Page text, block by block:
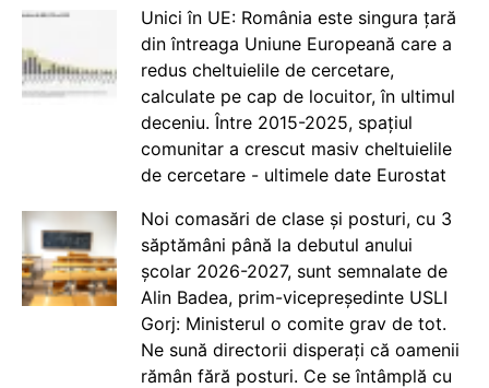
Unici în UE: România este singura țară
din întreaga Uniune Europeană care a
redus cheltuielile de cercetare,
calculate pe cap de locuitor, în ultimul
deceniu. Între 2015-2025, spațiul
comunitar a crescut masiv cheltuielile
de cercetare - ultimele date Eurostat
Noi comasări de clase și posturi, cu 3
săptămâni până la debutul anului
școlar 2026-2027, sunt semnalate de
Alin Badea, prim-vicepreședinte USLI
Gorj: Ministerul o comite grav de tot.
Ne sună directorii disperați că oamenii
rămân fără posturi. Ce se întâmplă cu